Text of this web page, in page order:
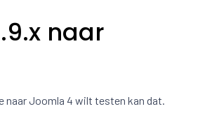
naar
naar Joomla 4 wilt testen kan dat.